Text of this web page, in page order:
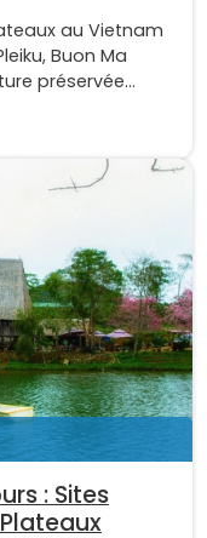
au Vietnam
Buon Ma
préservée...
: Sites